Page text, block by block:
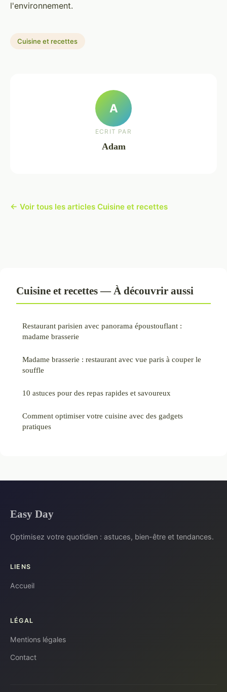
l'environnement.
Cuisine et recettes
A
ECRIT PAR
Adam
← Voir tous les articles Cuisine et recettes
Cuisine et recettes — À découvrir aussi
Restaurant parisien avec panorama époustouflant :
madame brasserie
Madame brasserie : restaurant avec vue paris à couper le
souffle
10 astuces pour des repas rapides et savoureux
Comment optimiser votre cuisine avec des gadgets
pratiques
Easy Day
Optimisez votre quotidien : astuces, bien-être et tendances.
LIENS
Accueil
LÉGAL
Mentions légales
Contact